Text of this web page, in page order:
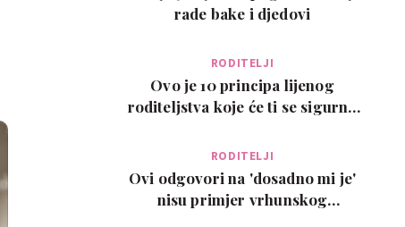
rade bake i djedovi
RODITELJI
Ovo je 10 principa lijenog
roditeljstva koje će ti se sigurno
RODITELJI
Ovi odgovori na 'dosadno mi je'
nisu primjer vrhunskog